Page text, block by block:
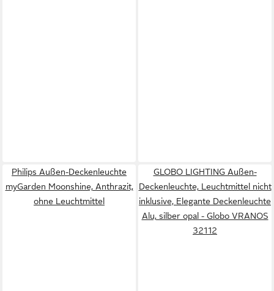
Philips Außen-Deckenleuchte
myGarden Moonshine, Anthrazit,
ohne Leuchtmittel
GLOBO LIGHTING Außen-
Deckenleuchte, Leuchtmittel nicht
inklusive, Elegante Deckenleuchte
Alu, silber opal - Globo VRANOS
32112